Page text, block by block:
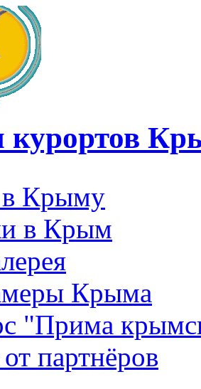
курортов
Крыму
в Крым
Крыма
"Прима
партнёров